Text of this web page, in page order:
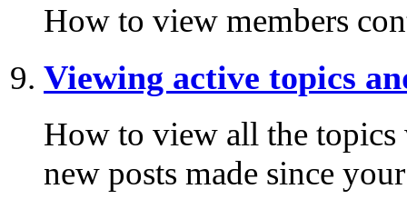
How to view members
Viewing active topics
How to view all the topics
new posts made since